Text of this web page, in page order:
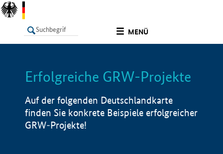
MENÜ
LISTE Info
Erfolgreiche GRW-Projekte
Auf der folgenden Deutschlandkarte
finden Sie konkrete Beispiele erfolgreicher
GRW-Projekte!